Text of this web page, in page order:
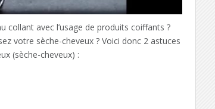
collant avec l’usage de produits coiffants ?
votre sèche-cheveux ? Voici donc 2 astuces
(sèche-cheveux) :